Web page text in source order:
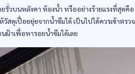
รั่วบนหลังคา ห้องน้ำ หรืออย่างร้ายแรงที่สุดคือ
สดุเปื่อยยุ่ยจากน้ำซึมได้ เป็นไปได้ควรเข้าตรวจ
ฝ้าเพื่อหารอยน้ำซึมได้เลย